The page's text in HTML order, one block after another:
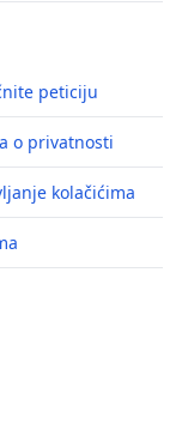
peticiju
o privatnosti
kolačićima